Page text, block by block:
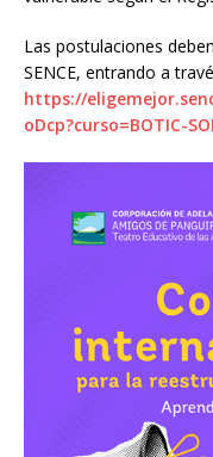
Las postulaciones
SENCE, entrando a
https://
oDcp?curso=BOTIC-